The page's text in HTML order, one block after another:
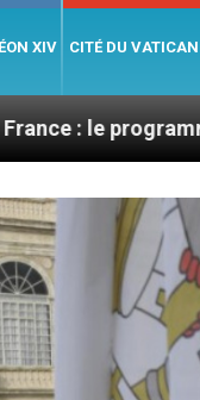
XIV CITÉ DU VATICAN
détaillé de